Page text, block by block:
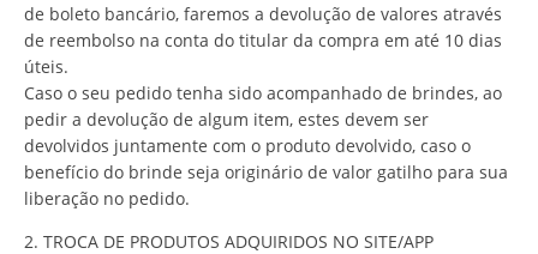
de boleto bancário, faremos a devolução de valores através
de reembolso na conta do titular da compra em até 10 dias
úteis.
Caso o seu pedido tenha sido acompanhado de brindes, ao
pedir a devolução de algum item, estes devem ser
devolvidos juntamente com o produto devolvido, caso o
benefício do brinde seja originário de valor gatilho para sua
liberação no pedido.
2. TROCA DE PRODUTOS ADQUIRIDOS NO SITE/APP